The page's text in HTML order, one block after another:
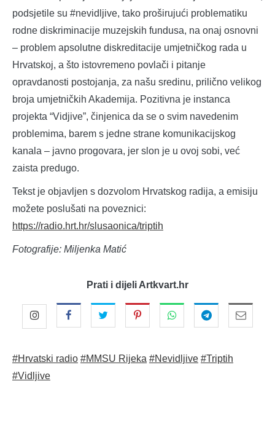
podsjetile su #nevidljive, tako proširujući problematiku
rodne diskriminacije muzejskih fundusa, na onaj osnovni
– problem apsolutne diskreditacije umjetničkog rada u
Hrvatskoj, a što istovremeno povlači i pitanje
opravdanosti postojanja, za našu sredinu, prilično velikog
broja umjetničkih Akademija. Pozitivna je instanca
projekta “Vidjive”, činjenica da se o svim navedenim
problemima, barem s jedne strane komunikacijskog
kanala – javno progovara, jer slon je u ovoj sobi, već
zaista predugo.
Tekst je objavljen s dozvolom Hrvatskog radija, a emisiju
možete poslušati na poveznici:
https://radio.hrt.hr/slusaonica/triptih
Fotografije: Miljenka Matić
Prati i dijeli Artkvart.hr
#Hrvatski radio #MMSU Rijeka #Nevidljive #Triptih
#Vidljive